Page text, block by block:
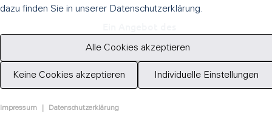
dazu finden Sie in unserer Datenschutzerklärung.
Alle Cookies akzeptieren
Keine Cookies akzeptieren Individuelle Einstellungen
Impressum Datenschutzerklärung